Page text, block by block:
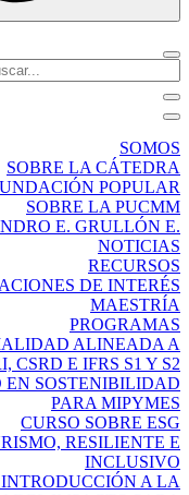
SOMOS
SOBRE LA CÁTEDRA
POPULAR
SOBRE LA PUCMM
E. GRULLÓN E.
NOTICIAS
RECURSOS
DE INTERÉS
MAESTRÍA
PROGRAMAS
ALINEADA A
CSRD E IFRS S1 Y S2
EN SOSTENIBILIDAD
PARA MIPYMES
CURSO SOBRE ESG
RESILIENTE E
INCLUSIVO
A LA